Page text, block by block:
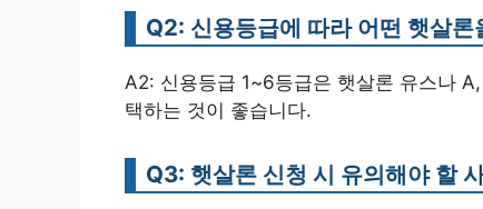
Q2: 신용등급에 따라 어떤 햇살론
A2: 신용등급 1~6등급은 햇살론 유스나
택하는 것이 좋습니다.
Q3: 햇살론 신청 시 유의해야 할